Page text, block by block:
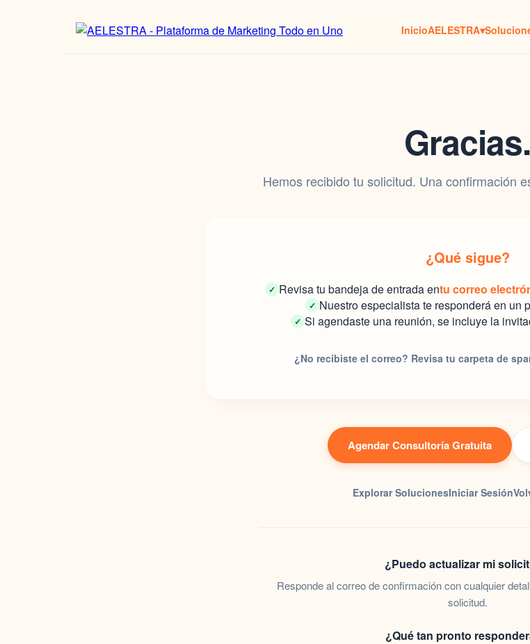
InicioAELESTRA▾
Gracias.
Hemos recibido tu solicitud. Una confirmación
¿Qué sigue?
Revisa tu bandeja de entrada entu correo
Nuestro especialista te responderá en un
Si agendaste una reunión, se incluye la
¿No recibiste el correo? Revisa tu carpeta de
Agendar Consultoría Gratuita
Explorar SolucionesIniciar Sesión
¿Puedo actualizar mi
Responde al correo de confirmación con cualquier
solicitud.
¿Qué tan pronto